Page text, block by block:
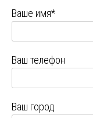
Ваше имя*
Ваш телефон
Ваш город